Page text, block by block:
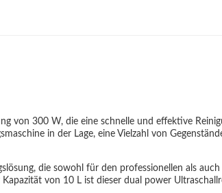
von 300 W, die eine schnelle und effektive
in der Lage, eine Vielzahl von
die sowohl für den professionellen als
von 10 L ist dieser dual power